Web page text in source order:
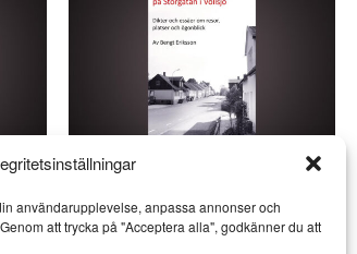
användarupplevelse, anpassa annonser och
att trycka på "Acceptera alla", godkänner du att
genomsyras av poesi